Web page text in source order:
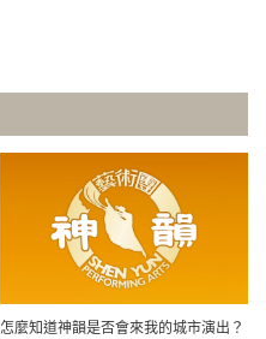
怎麼知道神韻是否會來我的城市演出？